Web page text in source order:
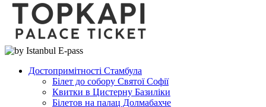
Достопримітності Стамбула
Білет до собору Святої Софії
Квитки в Цистерну Базиліки
Білетов на палац Долмабахче